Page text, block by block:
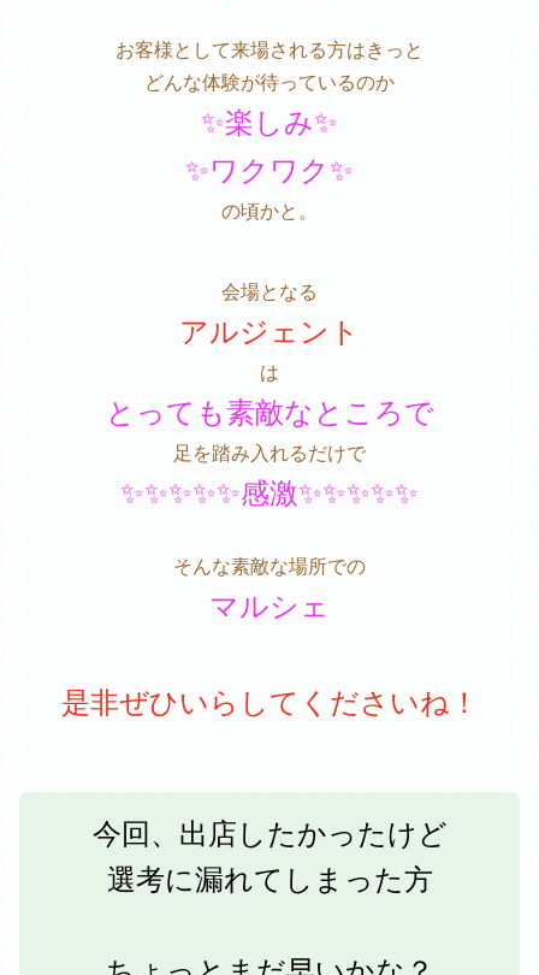
お客様として来場される方はきっと
どんな体験が待っているのか
✨楽しみ✨
✨ワクワク✨
の頃かと。
会場となる
アルジェント
は
とっても素敵なところで
足を踏み入れるだけで
✨✨✨✨✨感激✨✨✨✨✨
そんな素敵な場所での
マルシェ
是非ぜひいらしてくださいね！
今回、出店したかったけど
選考に漏れてしまった方